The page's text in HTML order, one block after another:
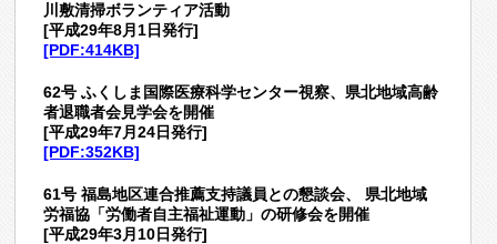
川敷清掃ボランティア活動
[平成29年8月1日発行]
[PDF:414KB]
62号 ふくしま国際医療科学センター視察、県北地域高齢
者退職者会見学会を開催
[平成29年7月24日発行]
[PDF:352KB]
61号 福島地区連合推薦支持議員との懇談会、
県北地域
労福協「労働者自主福祉運動」の研修会を開催
[平成29年3月10日発行]